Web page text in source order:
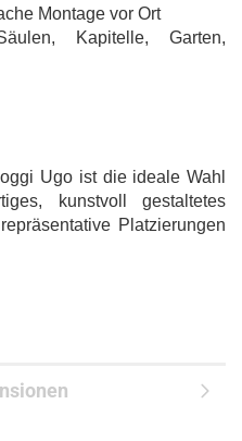
Montage vor Ort
Kapitelle, Garten,
Ugo ist die ideale Wahl
kunstvoll gestaltetes
Platzierungen